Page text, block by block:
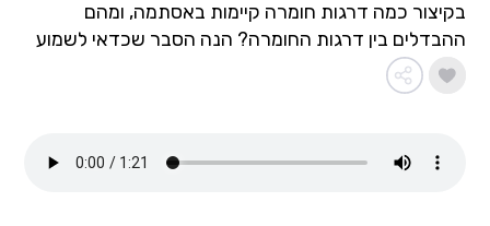
בקיצור כמה דרגות חומרה קיימות באסתמה, ומהם
ההבדלים בין דרגות החומרה? הנה הסבר שכדאי לשמוע